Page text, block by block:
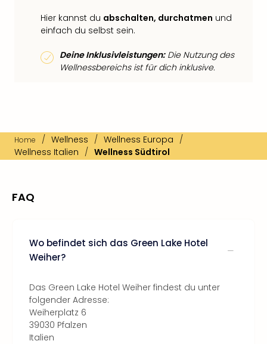
Hier kannst du abschalten, durchatmen und
einfach du selbst sein.
Deine Inklusivleistungen:Die Nutzung des
Wellnessbereichs ist für dich inklusive.
Home / Wellness / Wellness Europa /
Wellness Italien / Wellness Südtirol
FAQ
Wo befindet sich das Green Lake Hotel
Weiher?
Das Green Lake Hotel Weiher findest du unter
folgender Adresse:
Weiherplatz 6
39030 Pfalzen
Italien